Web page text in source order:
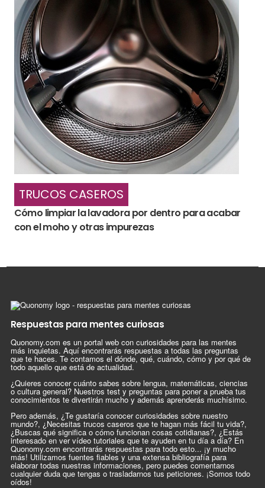
TRUCOS CASEROS
Cómo limpiar la lavadora por dentro para acabar
con el moho y otras impurezas
Respuestas para mentes curiosas
Quonomy.com es un portal web con curiosidades para las mentes
más inquietas. Aquí encontrarás respuestas a todas las preguntas
que te haces. Te contamos el dónde, qué, cuándo, cómo y por qué de
todo aquello que está de actualidad.
¿Quieres conocer cuánto sabes sobre lengua, matemáticas, ciencias
o cultura general? Nuestros test y preguntas para poner a prueba tus
conocimientos te divertirán mucho y además aprenderás muchísimo.
Pero además, ¿Te gustaría conocer curiosidades sobre nuestro
mundo?, ¿Necesitas trucos caseros que te hagan más fácil tu vida?,
¿Buscas qué significa o cómo funcionan cosas cotidianas?, ¿Estás
interesado en ver vídeo tutoriales que te ayuden en tu día a día? En
Quonomy.com encontrarás respuestas para todo esto... ¡y mucho
más! Utilizamos fuentes fiables y una extensa bibliografía para
elaborar todas nuestras informaciones, pero puedes comentarnos
cualquier duda que tengas o trasladarnos tus peticiones. ¡Somos todo
oídos!